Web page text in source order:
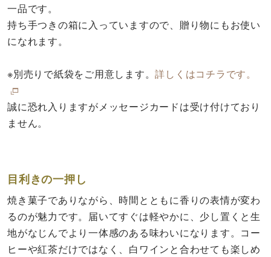
一品です。
持ち手つきの箱に入っていますので、贈り物にもお使い
になれます。
※別売りで紙袋をご用意します。詳しくはコチラです。
誠に恐れ入りますがメッセージカードは受け付けており
ません。
目利きの一押し
焼き菓子でありながら、時間とともに香りの表情が変わ
るのが魅力です。届いてすぐは軽やかに、少し置くと生
地がなじんでより一体感のある味わいになります。コー
ヒーや紅茶だけではなく、白ワインと合わせても楽しめ